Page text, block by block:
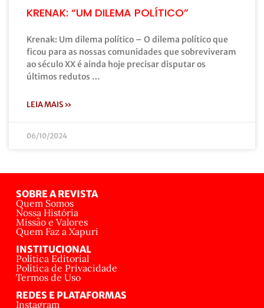
KRENAK: “UM DILEMA POLÍTICO”
Krenak: Um dilema político – O dilema político que
ficou para as nossas comunidades que sobreviveram
ao século XX é ainda hoje precisar disputar os
últimos redutos …
LEIA MAIS »
06/10/2024
SOBRE A REVISTA
Quem Somos
Nossa História
Missão e Valores
Quem Faz a Xapuri
INSTITUCIONAL
Política Editorial
Política de Privacidade
Termos de Uso
REDES E PLATAFORMAS
Instagram